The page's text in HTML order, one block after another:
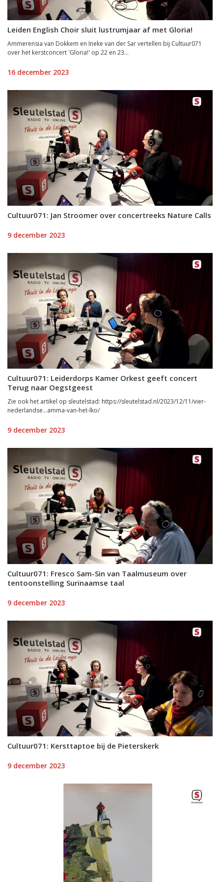
Leiden English Choir sluit lustrumjaar af met Gloria!
Ammerensia van Dokkem en Ineke van der Sar vertellen bij Cultuur071
over het kerstconcert 'Gloria!' op 22 en 23...
16 december 2023
Cultuur071: Jan Stroomer over concertreeks Nature Calls
9 december 2023
Cultuur071: Leiderdorps Kamer Orkest geeft concert
Terug naar Oegstgeest
Zie ook het artikel op sleutelstad: https://sleutelstad.nl/2023/12/11/vier-
nederlandse…amma-van-het-lko/ ‎
9 december 2023
Cultuur071: Fresco Sam-Sin van Taalmuseum over
tentoonstelling Surinaamse taal
9 december 2023
Cultuur071: Kersttaptoe bij de Pieterskerk
9 december 2023